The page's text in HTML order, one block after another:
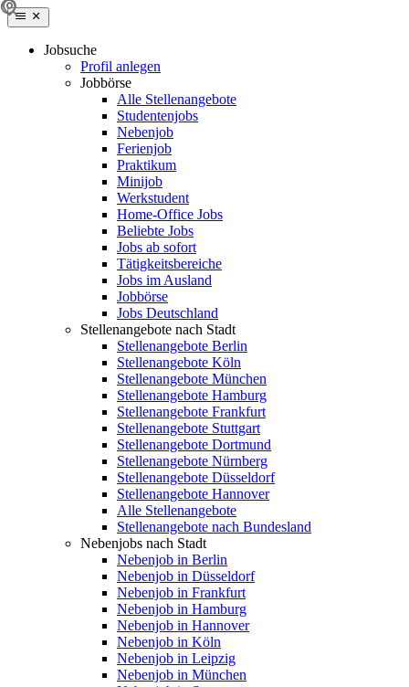
Jobsuche
Profil anlegen
Jobbörse
Alle Stellenangebote
Studentenjobs
Nebenjob
Ferienjob
Praktikum
Minijob
Werkstudent
Home-Office Jobs
Beliebte Jobs
Jobs ab sofort
Tätigkeitsbereiche
Jobs im Ausland
Jobbörse
Jobs Deutschland
Stellenangebote nach Stadt
Stellenangebote Berlin
Stellenangebote Köln
Stellenangebote München
Stellenangebote Hamburg
Stellenangebote Frankfurt
Stellenangebote Stuttgart
Stellenangebote Dortmund
Stellenangebote Nürnberg
Stellenangebote Düsseldorf
Stellenangebote Hannover
Alle Stellenangebote
Stellenangebote nach Bundesland
Nebenjobs nach Stadt
Nebenjob in Berlin
Nebenjob in Düsseldorf
Nebenjob in Frankfurt
Nebenjob in Hamburg
Nebenjob in Hannover
Nebenjob in Köln
Nebenjob in Leipzig
Nebenjob in München